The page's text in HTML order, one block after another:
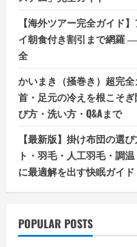
【海外ツアー完全ガイド
イ朝食付き割引まで網羅
全
かいまき（掻巻き）超完全
首・足元の冷えを根こそ
び方・洗い方・Q&Aまで
【最新版】掛け布団の選
ト・羽毛・人工羽毛・調
に最適解を出す快眠ガイド
POPULAR POSTS